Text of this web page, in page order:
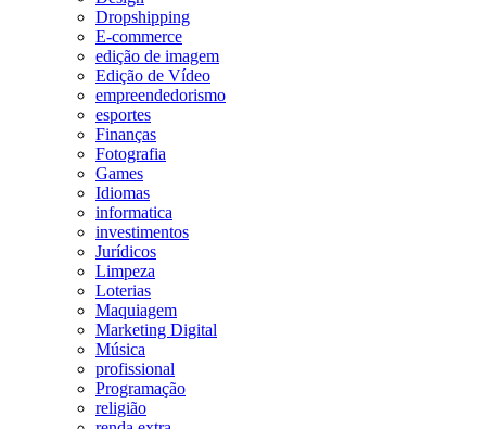
Dropshipping
E-commerce
edição de imagem
Edição de Vídeo
empreendedorismo
esportes
Finanças
Fotografia
Games
Idiomas
informatica
investimentos
Jurídicos
Limpeza
Loterias
Maquiagem
Marketing Digital
Música
profissional
Programação
religião